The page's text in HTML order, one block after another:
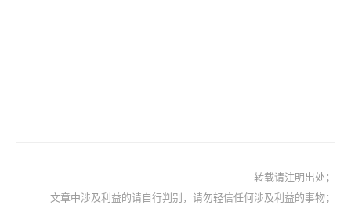
转载请注明出处；
文章中涉及利益的请自行判别，请勿轻信任何涉及利益的事物；